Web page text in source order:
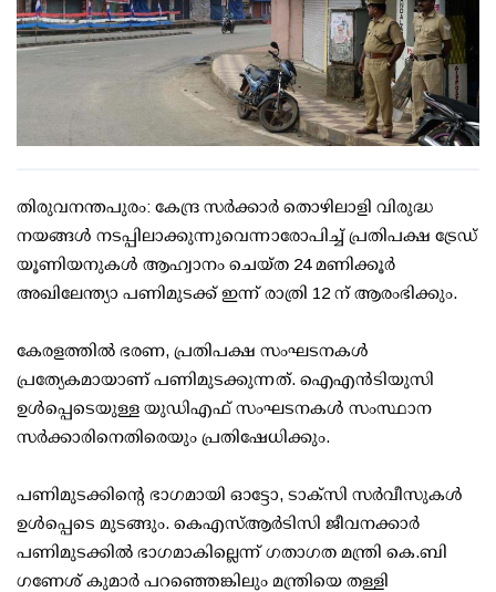
തിരുവനന്തപുരം: കേന്ദ്ര സര്‍ക്കാര്‍ തൊഴിലാളി വിരുദ്ധ
നയങ്ങള്‍ നടപ്പിലാക്കുന്നുവെന്നാരോപിച്ച് പ്രതിപക്ഷ ട്രേഡ്
യൂണിയനുകള്‍ ആഹ്വാനം ചെയ്ത 24 മണിക്കൂര്‍
അഖിലേന്ത്യാ പണിമുടക്ക് ഇന്ന് രാത്രി 12 ന് ആരംഭിക്കും.
കേരളത്തില്‍ ഭരണ, പ്രതിപക്ഷ സംഘടനകള്‍
പ്രത്യേകമായാണ് പണിമുടക്കുന്നത്. ഐഎന്‍ടിയുസി
ഉള്‍പ്പെടെയുള്ള യുഡിഎഫ് സംഘടനകള്‍ സംസ്ഥാന
സര്‍ക്കാരിനെതിരെയും പ്രതിഷേധിക്കും.
പണിമുടക്കിന്റെ ഭാഗമായി ഓട്ടോ, ടാക്സി സര്‍വീസുകള്‍
ഉള്‍പ്പെടെ മുടങ്ങും. കെഎസ്ആര്‍ടിസി ജീവനക്കാര്‍
പണിമുടക്കില്‍ ഭാഗമാകില്ലെന്ന് ഗതാഗത മന്ത്രി കെ.ബി
ഗണേശ് കുമാര്‍ പറഞ്ഞെങ്കിലും മന്ത്രിയെ തള്ളി